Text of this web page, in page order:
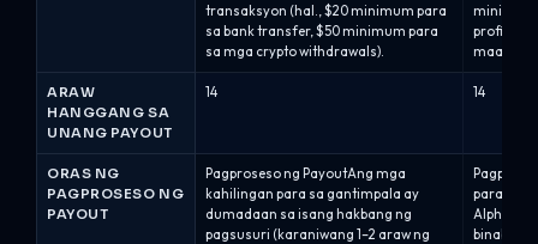
transaksyon (hal., $20 minimum para
sa bank transfer, $50 minimum para
sa mga crypto withdrawals).
minimum
ARAW
HANGGANG SA
UNANG PAYOUT
14 14
ORAS NG
PAGPROSESO NG
PAYOUT
Pagproseso ng PayoutAng mga
kahilingan para sa gantimpala ay
dumadaan sa isang hakbang ng
pagsusuri (karaniwang 1–2 araw ng
para sa
Alpha